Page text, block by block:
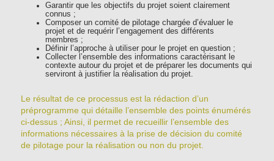
Garantir que les objectifs du projet soient clairement
connus ;
Composer un comité de pilotage chargée d’évaluer le
projet et de requérir l’engagement des différents
membres ;
Définir l’approche à utiliser pour le projet en question ;
Collecter l’ensemble des informations caractérisant le
contexte autour du projet et de préparer les documents qui
serviront à justifier la réalisation du projet.
Le résultat de ce processus est la rédaction d’un
préprogramme qui détaille l’ensemble des points énumérés
ci-dessus ; Ainsi, il permet de recueillir l’ensemble des
informations nécessaires à la prise de décision du comité
de pilotage pour la réalisation ou non du projet.